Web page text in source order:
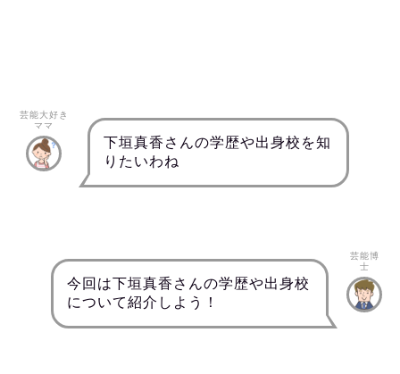
芸能大好き
ママ
下垣真香さんの学歴や出身校を知
りたいわね
今回は下垣真香さんの学歴や出身校
について紹介しよう！
芸能博
士